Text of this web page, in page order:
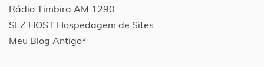
Rádio Timbira AM 1290
SLZ HOST Hospedagem de Sites
Meu Blog Antigo*